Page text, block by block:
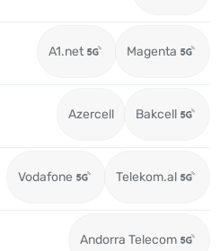
A1.net Magenta
Azercell Bakcell
Vodafone Telekom.al
Andorra Telecom